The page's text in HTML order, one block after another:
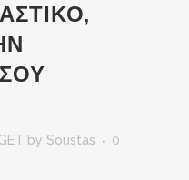
by Soustas
0